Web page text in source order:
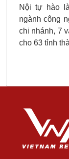
Nội tự hào
ngành công
chi nhánh, 7
cho 63 tỉnh